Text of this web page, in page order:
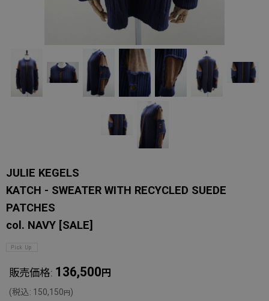
JULIE KEGELS
KATCH - SWEATER WITH RECYCLED SUEDE
PATCHES
col. NAVY [SALE]
販売価格: 136,500 円
(税込: 150,150円)